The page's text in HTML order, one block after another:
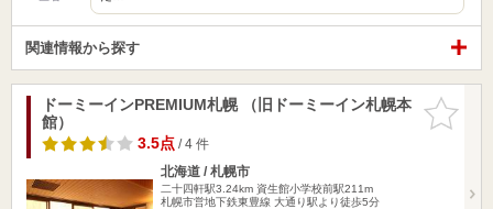
関連情報から探す
お気に入
りに追加
ドーミーインPREMIUM札幌 （旧ドーミーイン札幌本
館）
3.5点/ 4 件
北海道 / 札幌市
二十四軒駅3.24km 資生館小学校前駅211m
札幌市営地下鉄東豊線 大通り駅より徒歩5分